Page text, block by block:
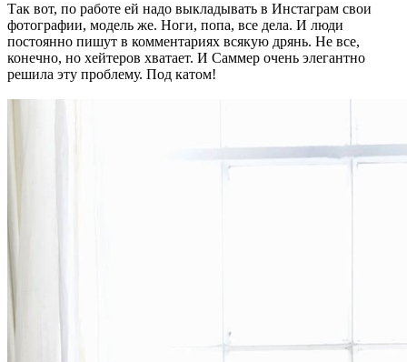
Так вот, по работе ей надо выкладывать в Инстаграм свои
фотографии, модель же. Ноги, попа, все дела. И люди
постоянно пишут в комментариях всякую дрянь. Не все,
конечно, но хейтеров хватает. И Саммер очень элегантно
решила эту проблему. Под катом!